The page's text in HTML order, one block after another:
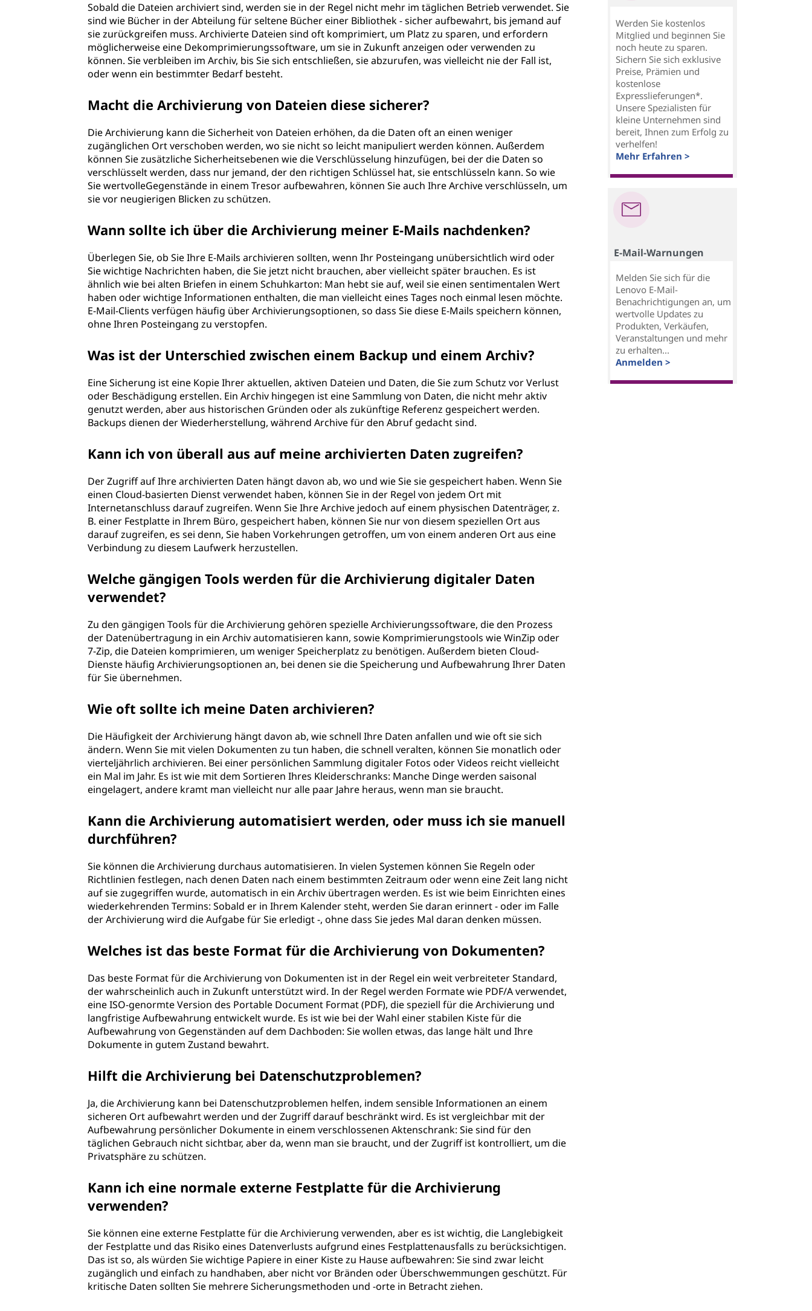
Sobald die Dateien archiviert sind, werden sie in der Regel nicht mehr im täglichen Betrieb verwendet. Sie
sind wie Bücher in der Abteilung für seltene Bücher einer Bibliothek - sicher aufbewahrt, bis jemand auf
sie zurückgreifen muss. Archivierte Dateien sind oft komprimiert, um Platz zu sparen, und erfordern
möglicherweise eine Dekomprimierungssoftware, um sie in Zukunft anzeigen oder verwenden zu
können. Sie verbleiben im Archiv, bis Sie sich entschließen, sie abzurufen, was vielleicht nie der Fall ist,
oder wenn ein bestimmter Bedarf besteht.
Macht die Archivierung von Dateien diese sicherer?
Die Archivierung kann die Sicherheit von Dateien erhöhen, da die Daten oft an einen weniger
zugänglichen Ort verschoben werden, wo sie nicht so leicht manipuliert werden können. Außerdem
können Sie zusätzliche Sicherheitsebenen wie die Verschlüsselung hinzufügen, bei der die Daten so
verschlüsselt werden, dass nur jemand, der den richtigen Schlüssel hat, sie entschlüsseln kann. So wie
Sie wertvolleGegenstände in einem Tresor aufbewahren, können Sie auch Ihre Archive verschlüsseln, um
sie vor neugierigen Blicken zu schützen.
Wann sollte ich über die Archivierung meiner E-Mails nachdenken?
Überlegen Sie, ob Sie Ihre E-Mails archivieren sollten, wenn Ihr Posteingang unübersichtlich wird oder
Sie wichtige Nachrichten haben, die Sie jetzt nicht brauchen, aber vielleicht später brauchen. Es ist
ähnlich wie bei alten Briefen in einem Schuhkarton: Man hebt sie auf, weil sie einen sentimentalen Wert
haben oder wichtige Informationen enthalten, die man vielleicht eines Tages noch einmal lesen möchte.
E-Mail-Clients verfügen häufig über Archivierungsoptionen, so dass Sie diese E-Mails speichern können,
ohne Ihren Posteingang zu verstopfen.
Was ist der Unterschied zwischen einem Backup und einem Archiv?
Eine Sicherung ist eine Kopie Ihrer aktuellen, aktiven Dateien und Daten, die Sie zum Schutz vor Verlust
oder Beschädigung erstellen. Ein Archiv hingegen ist eine Sammlung von Daten, die nicht mehr aktiv
genutzt werden, aber aus historischen Gründen oder als zukünftige Referenz gespeichert werden.
Backups dienen der Wiederherstellung, während Archive für den Abruf gedacht sind.
Kann ich von überall aus auf meine archivierten Daten zugreifen?
Der Zugriff auf Ihre archivierten Daten hängt davon ab, wo und wie Sie sie gespeichert haben. Wenn Sie
einen Cloud-basierten Dienst verwendet haben, können Sie in der Regel von jedem Ort mit
Internetanschluss darauf zugreifen. Wenn Sie Ihre Archive jedoch auf einem physischen Datenträger, z.
B. einer Festplatte in Ihrem Büro, gespeichert haben, können Sie nur von diesem speziellen Ort aus
darauf zugreifen, es sei denn, Sie haben Vorkehrungen getroffen, um von einem anderen Ort aus eine
Verbindung zu diesem Laufwerk herzustellen.
Welche gängigen Tools werden für die Archivierung digitaler Daten
verwendet?
Zu den gängigen Tools für die Archivierung gehören spezielle Archivierungssoftware, die den Prozess
der Datenübertragung in ein Archiv automatisieren kann, sowie Komprimierungstools wie WinZip oder
7-Zip, die Dateien komprimieren, um weniger Speicherplatz zu benötigen. Außerdem bieten Cloud-
Dienste häufig Archivierungsoptionen an, bei denen sie die Speicherung und Aufbewahrung Ihrer Daten
für Sie übernehmen.
Wie oft sollte ich meine Daten archivieren?
Die Häufigkeit der Archivierung hängt davon ab, wie schnell Ihre Daten anfallen und wie oft sie sich
ändern. Wenn Sie mit vielen Dokumenten zu tun haben, die schnell veralten, können Sie monatlich oder
vierteljährlich archivieren. Bei einer persönlichen Sammlung digitaler Fotos oder Videos reicht vielleicht
ein Mal im Jahr. Es ist wie mit dem Sortieren Ihres Kleiderschranks: Manche Dinge werden saisonal
eingelagert, andere kramt man vielleicht nur alle paar Jahre heraus, wenn man sie braucht.
Kann die Archivierung automatisiert werden, oder muss ich sie manuell
durchführen?
Sie können die Archivierung durchaus automatisieren. In vielen Systemen können Sie Regeln oder
Richtlinien festlegen, nach denen Daten nach einem bestimmten Zeitraum oder wenn eine Zeit lang nicht
auf sie zugegriffen wurde, automatisch in ein Archiv übertragen werden. Es ist wie beim Einrichten eines
wiederkehrenden Termins: Sobald er in Ihrem Kalender steht, werden Sie daran erinnert - oder im Falle
der Archivierung wird die Aufgabe für Sie erledigt -, ohne dass Sie jedes Mal daran denken müssen.
Welches ist das beste Format für die Archivierung von Dokumenten?
Das beste Format für die Archivierung von Dokumenten ist in der Regel ein weit verbreiteter Standard,
der wahrscheinlich auch in Zukunft unterstützt wird. In der Regel werden Formate wie PDF/A verwendet,
eine ISO-genormte Version des Portable Document Format (PDF), die speziell für die Archivierung und
langfristige Aufbewahrung entwickelt wurde. Es ist wie bei der Wahl einer stabilen Kiste für die
Aufbewahrung von Gegenständen auf dem Dachboden: Sie wollen etwas, das lange hält und Ihre
Dokumente in gutem Zustand bewahrt.
Hilft die Archivierung bei Datenschutzproblemen?
Ja, die Archivierung kann bei Datenschutzproblemen helfen, indem sensible Informationen an einem
sicheren Ort aufbewahrt werden und der Zugriff darauf beschränkt wird. Es ist vergleichbar mit der
Aufbewahrung persönlicher Dokumente in einem verschlossenen Aktenschrank: Sie sind für den
täglichen Gebrauch nicht sichtbar, aber da, wenn man sie braucht, und der Zugriff ist kontrolliert, um die
Privatsphäre zu schützen.
Kann ich eine normale externe Festplatte für die Archivierung
verwenden?
Sie können eine externe Festplatte für die Archivierung verwenden, aber es ist wichtig, die Langlebigkeit
der Festplatte und das Risiko eines Datenverlusts aufgrund eines Festplattenausfalls zu berücksichtigen.
Das ist so, als würden Sie wichtige Papiere in einer Kiste zu Hause aufbewahren: Sie sind zwar leicht
zugänglich und einfach zu handhaben, aber nicht vor Bränden oder Überschwemmungen geschützt. Für
kritische Daten sollten Sie mehrere Sicherungsmethoden und -orte in Betracht ziehen.
Werden Sie kostenlos
Mitglied und beginnen Sie
noch heute zu sparen.
Sichern Sie sich exklusive
Preise, Prämien und
kostenlose
Expresslieferungen*.
Unsere Spezialisten für
kleine Unternehmen sind
bereit, Ihnen zum Erfolg zu
verhelfen!
Mehr Erfahren >
E-Mail-Warnungen
Melden Sie sich für die
Lenovo E-Mail-
Benachrichtigungen an, um
wertvolle Updates zu
Produkten, Verkäufen,
Veranstaltungen und mehr
zu erhalten...
Anmelden >